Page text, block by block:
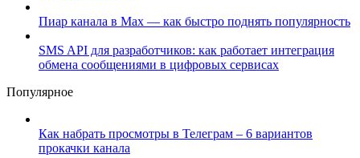
Пиар канала в Max — как быстро поднять популярность
SMS API для разработчиков: как работает интеграция
обмена сообщениями в цифровых сервисах
Популярное
Как набрать просмотры в Телеграм – 6 вариантов
прокачки канала